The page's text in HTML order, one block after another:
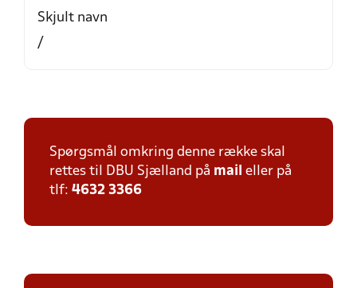
Skjult navn
/
Spørgsmål omkring denne række skal
rettes til DBU Sjælland på mail eller på
tlf: 4632 3366